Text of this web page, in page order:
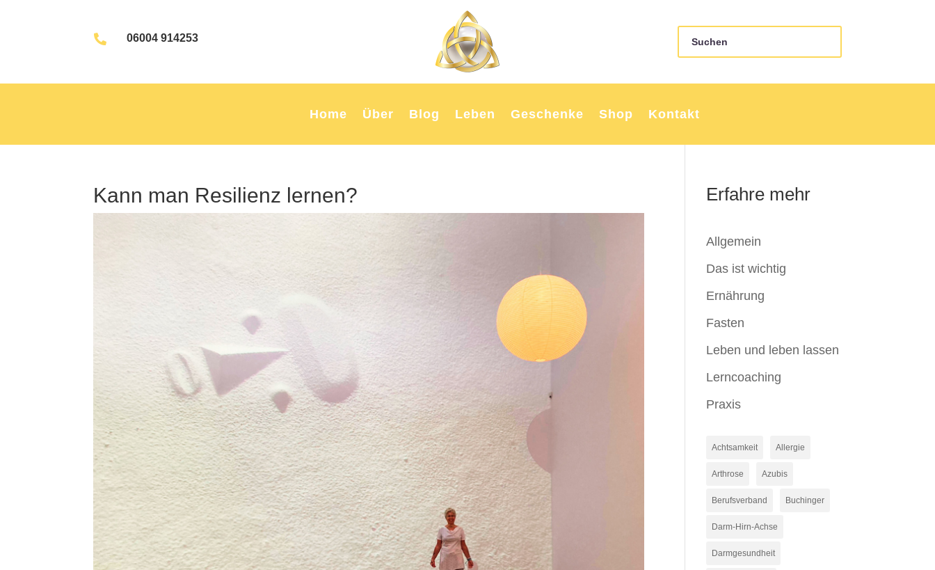
 06004 914253
Home Über Blog Leben Geschenke Shop Kontakt
Kann man Resilienz lernen? Erfahre mehr
Allgemein
Das ist wichtig
Ernährung
Fasten
Leben und leben lassen
Lerncoaching
Praxis
Achtsamkeit Allergie
Arthrose Azubis
Berufsverband Buchinger
Darm-Hirn-Achse
Darmgesundheit